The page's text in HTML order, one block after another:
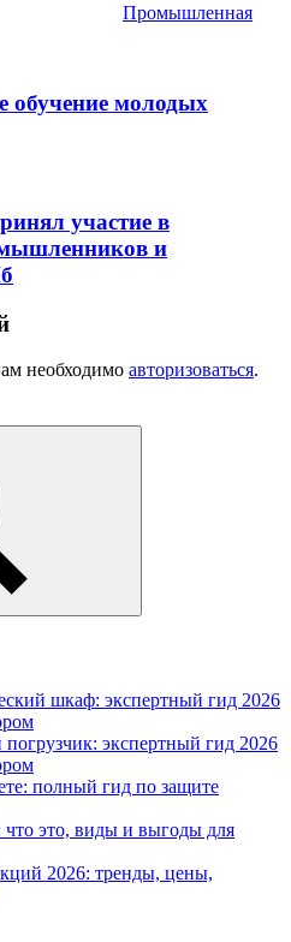
Промышленная
обучение молодых
участие в
и
необходимо авторизоваться.
шкаф: экспертный гид 2026
экспертный гид 2026
полный гид по защите
что это, виды и выгоды для
2026: тренды, цены,